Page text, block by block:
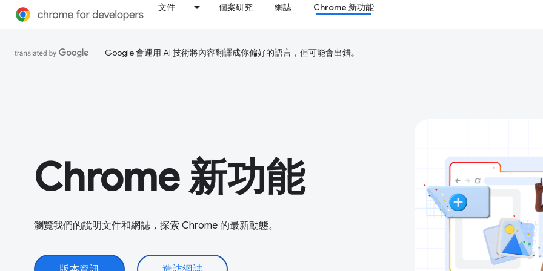
文件 個案研究 網誌 Chrome 新功能
Google 會運用 AI 技術將內容翻譯成你偏好的語言，但可能會出錯。
Chrome 新功能
瀏覽我們的說明文件和網誌，探索 Chrome 的最新動態。